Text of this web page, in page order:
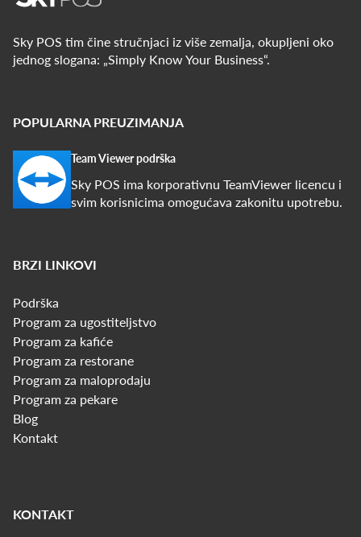
Sky POS tim čine stručnjaci iz više zemalja, okupljeni oko
jednog slogana: „Simply Know Your Business“.
POPULARNA PREUZIMANJA
Team Viewer podrška
Sky POS ima korporativnu TeamViewer licencu i
svim korisnicima omogućava zakonitu upotrebu.
BRZI LINKOVI
Podrška
Program za ugostiteljstvo
Program za kafiće
Program za restorane
Program za maloprodaju
Program za pekare
Blog
Kontakt
KONTAKT